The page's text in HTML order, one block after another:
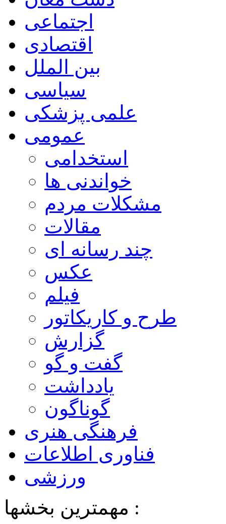
اجتماعی
اقتصادی
بین الملل
سیاسی
علمی پزشکی
عمومی
استخدامی
خواندنی ها
مشکلات مردم
مقالات
چند رسانه ای
عکس
فیلم
طرح و کاریکاتور
گزارش
گفت و گو
یادداشت
گوناگون
فرهنگی هنری
فناوری اطلاعات
ورزشی
مهمترین بخشها :